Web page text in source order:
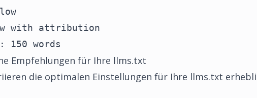
with attribution
words
Empfehlungen für Ihre llms.txt
die optimalen Einstellungen für Ihre llms.txt